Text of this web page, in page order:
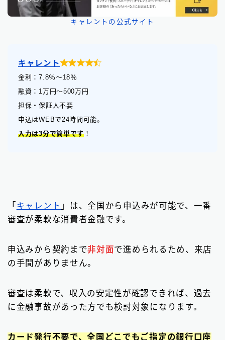
キャレントの公式サイト
キャレント
金利：7.8％〜18％
融資：1万円〜500万円
担保・保証人不要
申込はWEBで24時間可能。
入力は3分で簡単です ！
「 キャレント 」は、全国から申込みが可能で、一番
審査が柔軟な消費者金融です。
申込みから契約まで非対面で進められるため、来店
の手間がありません。
審査は柔軟で、収入の安定性が確認できれば、過去
に金融事故があった方でも検討対象になります。
カード発行不要で、全国どこでもご指定の銀行口座